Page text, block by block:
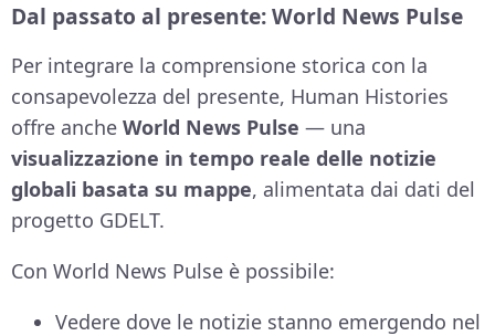
Dal passato al presente: World News Pulse
Per integrare la comprensione storica con la
consapevolezza del presente, Human Histories
offre anche World News Pulse — una
visualizzazione in tempo reale delle notizie
globali basata su mappe, alimentata dai dati del
progetto GDELT.
Con World News Pulse è possibile:
Vedere dove le notizie stanno emergendo nel